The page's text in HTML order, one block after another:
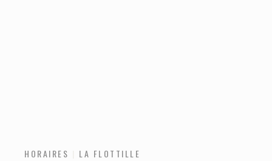
HORAIRES LA FLOTTILLE